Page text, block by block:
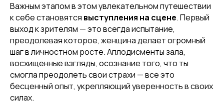
Важным этапом в этом увлекательном путешествии
к себе становятся выступления на сцене. Первый
выход к зрителям — это всегда испытание,
преодолевая которое, женщина делает огромный
шаг в личностном росте. Аплодисменты зала,
восхищенные взгляды, осознание того, что ты
смогла преодолеть свои страхи — все это
бесценный опыт, укрепляющий уверенность в своих
силах.
[ CERTIFICATE]